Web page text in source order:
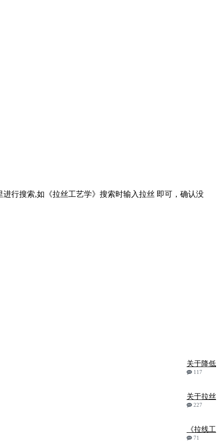
进行搜索,如《拉丝工艺学》搜索时输入拉丝 即可，确认没
关于降低
117
关于拉丝
227
《拉线工
71